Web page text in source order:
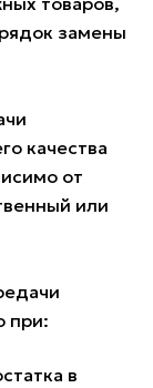
замены
качества
от
или
при:
в